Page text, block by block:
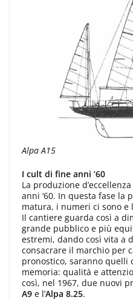
Alpa A15
I cult di fine anni ‘60
La produzione
anni ‘60. In questa fase la
matura, i numeri ci sono e
Il cantiere guarda così a
grande pubblico e più
estremi, dando così vita a
consacrare il marchio per
pronostico, saranno quelli
memoria: qualità e
così, nel 1967, due nuovi
A9 e l’Alpa 8.25.